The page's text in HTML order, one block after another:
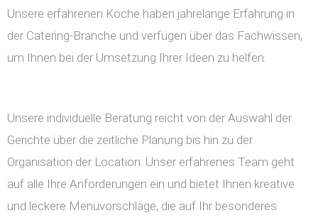
Unsere erfahrenen Köche haben jahrelange Erfahrung in
der Catering-Branche und verfügen über das Fachwissen,
um Ihnen bei der Umsetzung Ihrer Ideen zu helfen.
Unsere individuelle Beratung reicht von der Auswahl der
Gerichte über die zeitliche Planung bis hin zu der
Organisation der Location. Unser erfahrenes Team geht
auf alle Ihre Anforderungen ein und bietet Ihnen kreative
und leckere Menüvorschläge, die auf Ihr besonderes